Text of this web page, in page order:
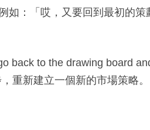
如：「哎，又要回到最初的
back to the drawing board
重新建立一個新的市場策略。